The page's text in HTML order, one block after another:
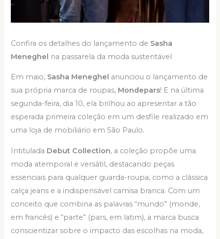
Confira os detalhes do lançamento de Sasha
Meneghel na passarela da moda sustentável
Em maio, Sasha Meneghel anunciou o lançamento de
sua própria marca de roupas, Mondepars! E na última
segunda-feira, dia 10, ela brilhou ao apresentar a tão
esperada primeira coleção em um desfile realizado em
uma loja de mobiliário em São Paulo.
Intitulada Debut Collection, a coleção propõe uma
moda atemporal e versátil, destacando peças
essenciais para qualquer guarda-roupa, como a clássica
calça jeans e a indispensável camisa branca. Com um
conceito que combina as palavras “mundo” (monde,
em francês) e “parte” (pars, em latim), a marca busca
conscientizar sobre o impacto das escolhas na moda,